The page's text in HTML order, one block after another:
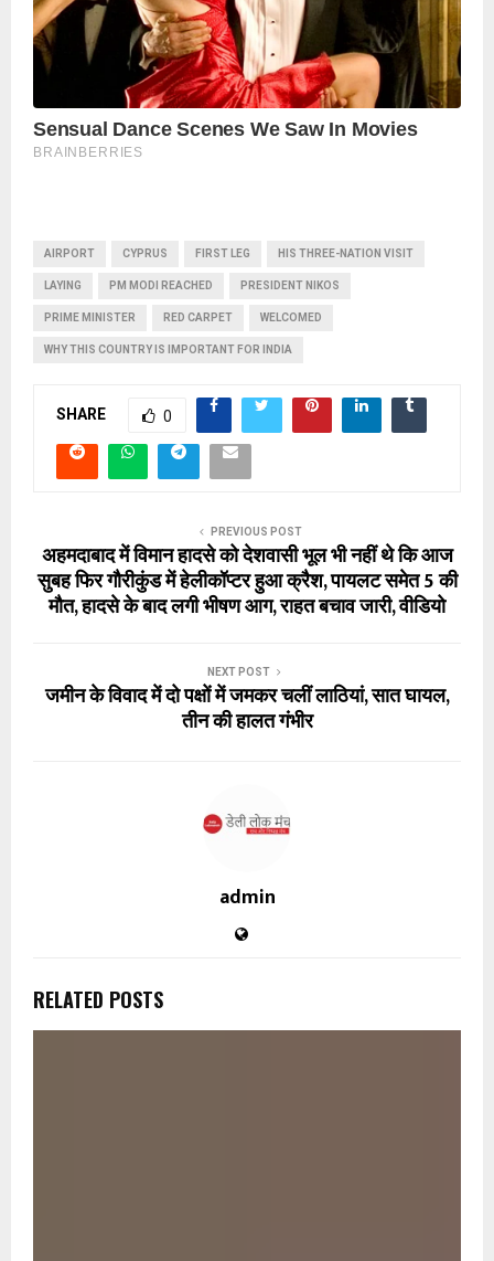
AIRPORT CYPRUS FIRST LEG HIS THREE-NATION VISIT
LAYING PM MODI REACHED PRESIDENT NIKOS
PRIME MINISTER RED CARPET WELCOMED
WHY THIS COUNTRY IS IMPORTANT FOR INDIA
SHARE 0
PREVIOUS POST
अहमदाबाद में विमान हादसे को देशवासी भूल भी नहीं थे कि आज
सुबह फिर गौरीकुंड में हेलीकॉप्टर हुआ क्रैश, पायलट समेत 5 की
मौत, हादसे के बाद लगी भीषण आग, राहत बचाव जारी, वीडियो
NEXT POST
जमीन के विवाद में दो पक्षों में जमकर चलीं लाठियां, सात घायल,
तीन की हालत गंभीर
admin
RELATED POSTS